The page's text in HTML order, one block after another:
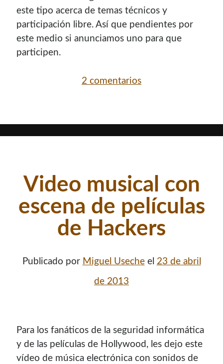
contenido para este sitio.
con el mantenimiento de este sitio:
Si deseas vender publicidad en tu propio blog o página
web, te recomiendo usar Seeding UP, buen servicio para
monetizar tu página.
Enlaces de mi sitio viejo
¿Buscas las secciones de mi antiguo sitio?
este tipo acerca de temas técnicos y
participación libre. Así que pendientes por
este medio si anunciamos uno para que
participen.
2 comentarios
Video musical con
escena de películas
de Hackers
Publicado por Miguel Usecheel 23 de abril
de 2013
Para los fanáticos de la seguridad informática
y de las películas de Hollywood, les dejo este
vídeo de música electrónica con sonidos de